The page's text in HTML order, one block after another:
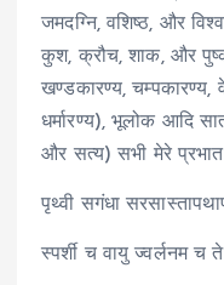
जमदग्नि, वशिष्ठ, और
कुश, क्रौच, शाक, और
खण्डकारण्य, चम्पकारण्य,
धर्मारण्य), भूलोक आदि
और सत्य) सभी मेरे
पृथ्वी सगंधा
स्पर्शी च वायु ज्वर्लनम